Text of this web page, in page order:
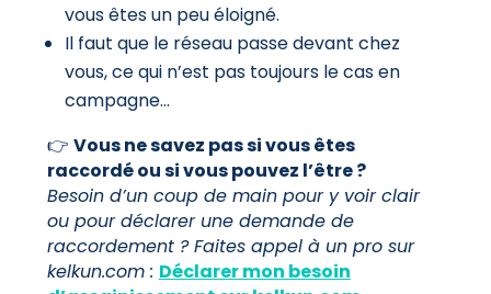
vous êtes un peu éloigné.
Il faut que le réseau passe devant chez
vous, ce qui n’est pas toujours le cas en
campagne…
👉 Vous ne savez pas si vous êtes
raccordé ou si vous pouvez l’être ?
Besoin d’un coup de main pour y voir clair
ou pour déclarer une demande de
raccordement ? Faites appel à un pro sur
kelkun.com : Déclarer mon besoin